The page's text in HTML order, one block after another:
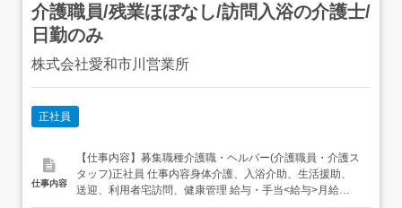
介護職員/残業ほぼなし/訪問入浴の介護士/
日勤のみ
株式会社愛和市川営業所
正社員
仕事内容
【仕事内容】募集職種介護職・ヘルパー(介護職員・介護ス
タッフ)正社員 仕事内容身体介護、入浴介助、生活援助、
送迎、利用者宅訪問、健康管理 給与・手当<給与>月給